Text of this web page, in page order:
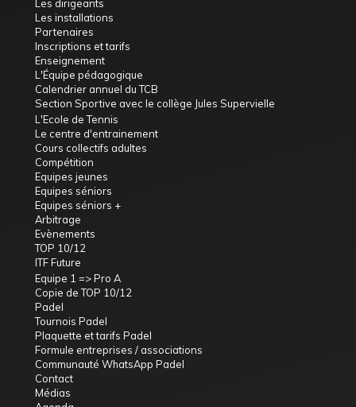
Les dirigeants
Les installations
Partenaires
Inscriptions et tarifs
Enseignement
L'Équipe pédagogique
Calendrier annuel du TCB
Section Sportive avec le collège Jules Supervielle
L'Ecole de Tennis
Le centre d'entrainement
Cours collectifs adultes
Compétition
Equipes jeunes
Equipes séniors
Equipes séniors +
Arbitrage
Evènements
TOP 10/12
ITF Future
Equipe 1 => Pro A
Copie de TOP 10/12
Padel
Tournois Padel
Plaquette et tarifs Padel
Formule entreprises / associations
Communauté WhatsApp Padel
Contact
Médias